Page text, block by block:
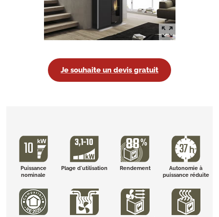
Je souhaite un devis gratuit
Puissance
nominale
Plage d'utilisation Rendement
Autonomie à
puissance réduite